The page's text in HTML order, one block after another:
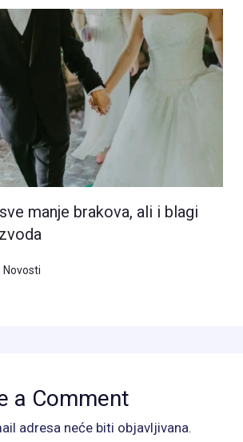
manje brakova, ali i blagi
Novosti
a Comment
adresa neće biti objavljivana.